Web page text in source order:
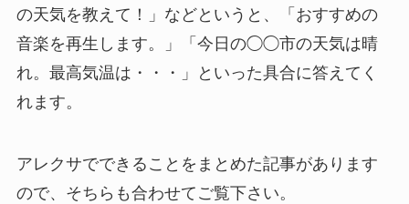
の天気を教えて！」などというと、「おすすめの
音楽を再生します。」「今日の◯◯市の天気は晴
れ。最高気温は・・・」といった具合に答えてく
れます。
アレクサでできることをまとめた記事があります
ので、そちらも合わせてご覧下さい。